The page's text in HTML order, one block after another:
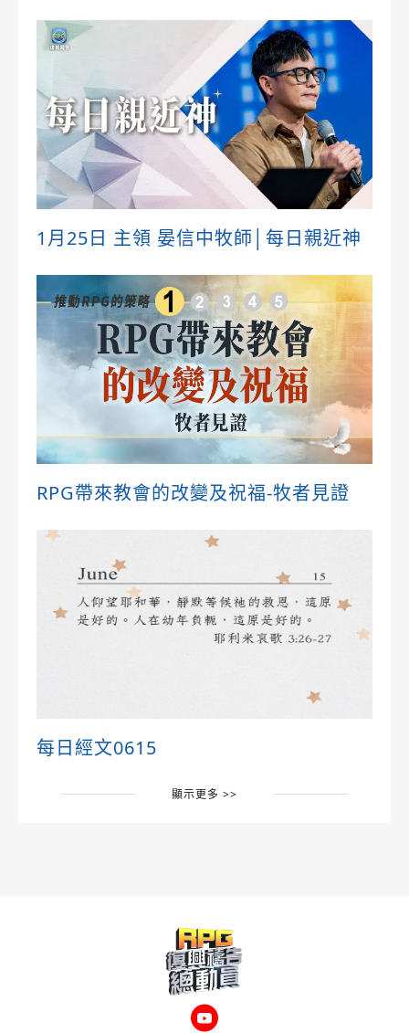
1月25日 主領 晏信中牧師│每日親近神
RPG帶來教會的改變及祝福-牧者見證
每日經文0615
顯示更多 >>